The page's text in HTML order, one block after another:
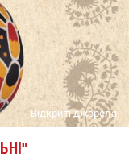
Відкриті джерела
"